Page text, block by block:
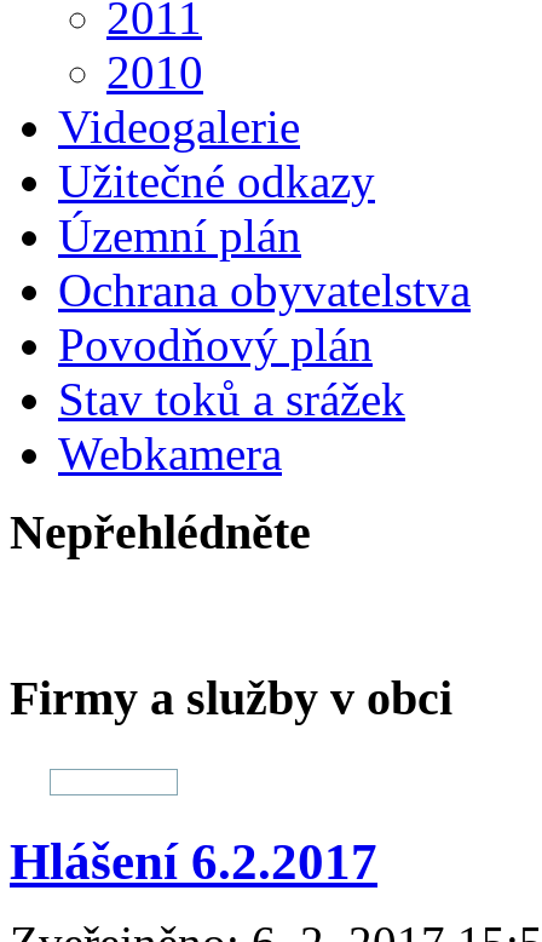
2011
2010
Videogalerie
Užitečné odkazy
Územní plán
Ochrana obyvatelstva
Povodňový plán
Stav toků a srážek
Webkamera
Nepřehlédněte
Firmy a služby v obci
Hlášení 6.2.2017